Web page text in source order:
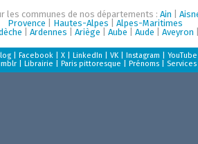
les communes de nos départements :Ain |
Provence
Hautes-Alpes
Alpes-Maritimes
|Ardennes |Ariège |Aube |Aude |Aveyron
|Facebook |X |LinkedIn |VK |Instagram |YouTube
|Librairie |Paris pittoresque |Prénoms Services